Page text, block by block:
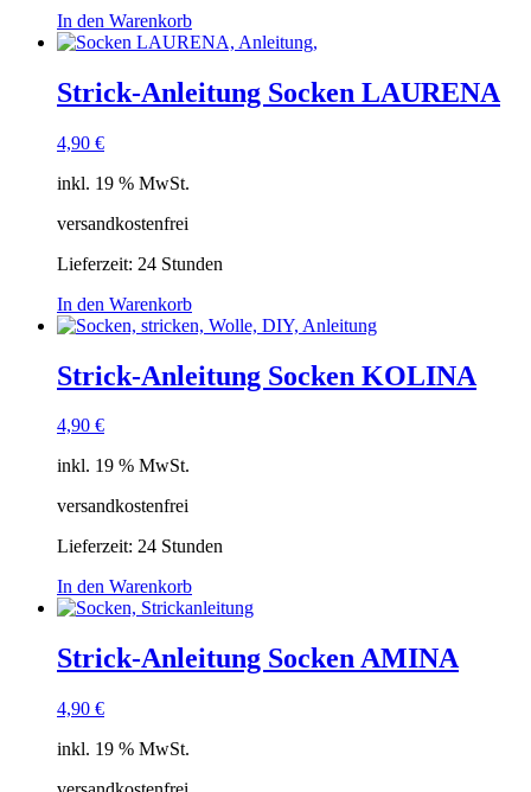
In den Warenkorb
Strick-Anleitung Socken LAURENA
4,90 €
inkl. 19 % MwSt.
versandkostenfrei
Lieferzeit: 24 Stunden
In den Warenkorb
Strick-Anleitung Socken KOLINA
4,90 €
inkl. 19 % MwSt.
versandkostenfrei
Lieferzeit: 24 Stunden
In den Warenkorb
Strick-Anleitung Socken AMINA
4,90 €
inkl. 19 % MwSt.